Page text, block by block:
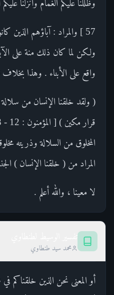
وظللنا عليكم الغمام وأنزلنا
57 ] والمراد : آباؤهم الذين
ولكن لما كان ذلك منة على
واقع على الأبناء . وهذا بخلاف
( ولقد خلقنا الإنسان من
المخلوق من السلالة وذريته
المراد من ( خلقنا الإنسان )
لا معينا ، والله أعلم .
محمد سيد طنطاوي
أو المعنى نحن الذين خلقناكم